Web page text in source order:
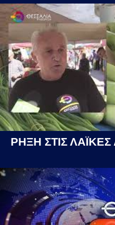
ΡΗΞΗ ΣΤΙΣ ΛΑΪΚΕΣ